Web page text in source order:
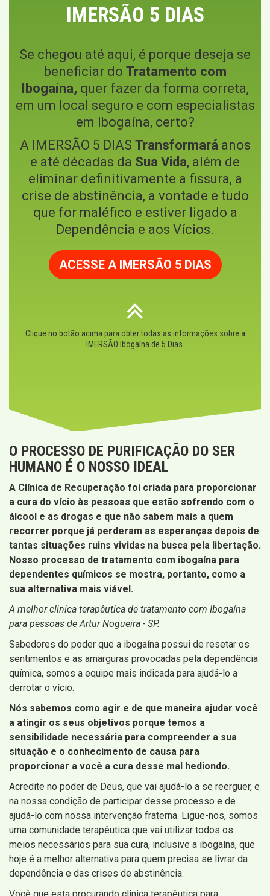
IMERSÃO 5 DIAS
Se chegou até aqui, é porque deseja se
beneficiar do Tratamento com
Ibogaína, quer fazer da forma correta,
em um local seguro e com especialistas
em Ibogaína, certo?
A IMERSÃO 5 DIAS Transformaráanos
e até décadas da Sua Vida, além de
eliminar definitivamente a fissura, a
crise de abstinência, a vontade e tudo
que for maléfico e estiver ligado a
Dependência e aos Vícios.
ACESSE A IMERSÃO 5 DIAS
Clique no botão acima para obter todas as informações sobre a
IMERSÃO Ibogaína de 5 Dias.
O PROCESSO DE PURIFICAÇÃO DO SER
HUMANO É O NOSSO IDEAL
A Clínica de Recuperação foi criada para proporcionar
a cura do vício às pessoas que estão sofrendo com o
álcool e as drogas e que não sabem mais a quem
recorrer porque já perderam as esperanças depois de
tantas situações ruins vividas na busca pela libertação.
Nosso processo de tratamento com ibogaína para
dependentes químicos se mostra, portanto, como a
sua alternativa mais viável.
A melhor clinica terapêutica de tratamento com Ibogaína
para pessoas de Artur Nogueira - SP.
Sabedores do poder que a ibogaína possui de resetar os
sentimentos e as amarguras provocadas pela dependência
química, somos a equipe mais indicada para ajudá-lo a
derrotar o vício.
Nós sabemos como agir e de que maneira ajudar você
a atingir os seus objetivos porque temos a
sensibilidade necessária para compreender a sua
situação e o conhecimento de causa para
proporcionar a você a cura desse mal hediondo.
Acredite no poder de Deus, que vai ajudá-lo a se reerguer, e
na nossa condição de participar desse processo e de
ajudá-lo com nossa intervenção fraterna. Ligue-nos, somos
uma comunidade terapêutica que vai utilizar todos os
meios necessários para sua cura, inclusive a ibogaína, que
hoje é a melhor alternativa para quem precisa se livrar da
dependência e das crises de abstinência.